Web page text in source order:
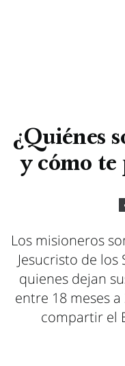
¿Quiénes
y cómo te
Los misioneros
Jesucristo de los
quienes dejan
entre 18 meses
compartir el